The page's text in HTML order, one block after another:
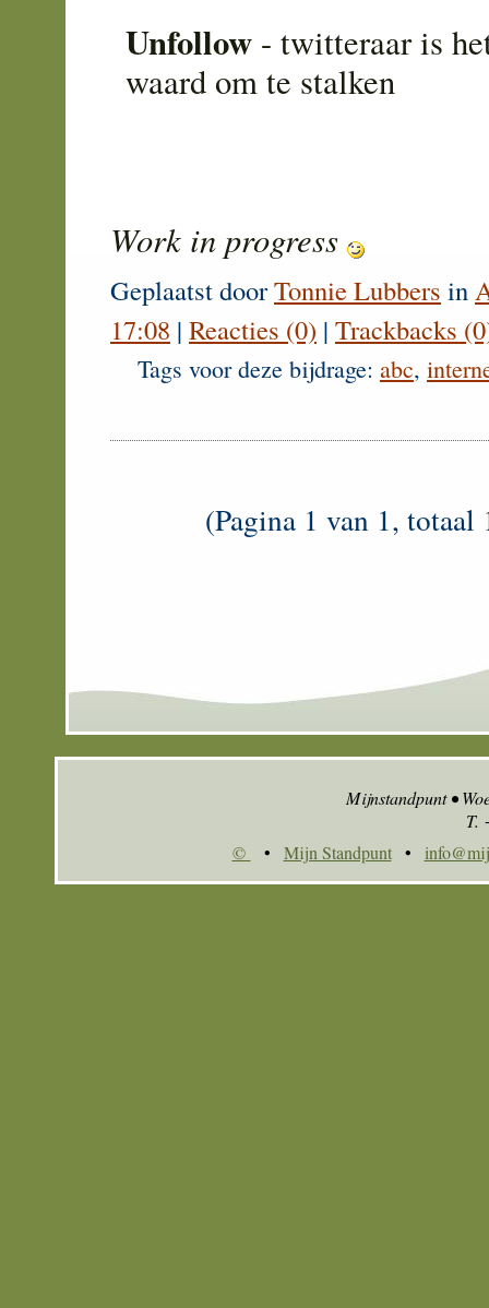
Unfollow - twitteraar is
waard om te stalken
Work in progress
Geplaatst doorTonnie Lubbers in
17:08 | Reacties (0) | Trackbacks
Tags voor deze bijdrage: abc,
(Pagina 1 van 1,
Mijnstandpunt •
T.
©
• Mijn Standpunt •